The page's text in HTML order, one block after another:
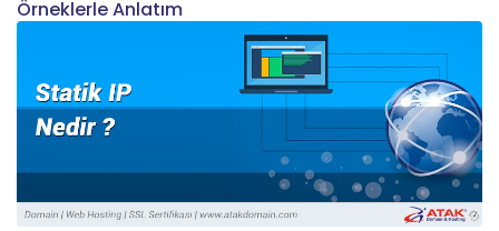
Örneklerle Anlatım